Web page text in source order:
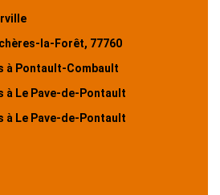
la-Forêt, 77760
à Pontault-Combault
à Le Pave-de-Pontault
à Le Pave-de-Pontault